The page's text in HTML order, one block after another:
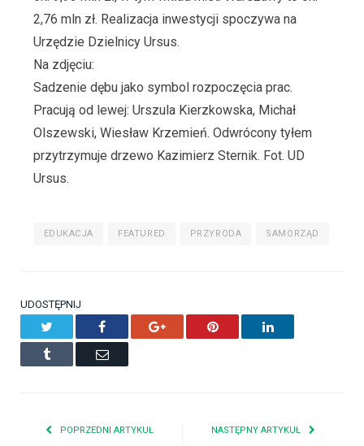
2,76 mln zł. Realizacja inwestycji spoczywa na
Urzędzie Dzielnicy Ursus.
Na zdjęciu:
Sadzenie dębu jako symbol rozpoczęcia prac.
Pracują od lewej: Urszula Kierzkowska, Michał
Olszewski, Wiesław Krzemień. Odwrócony tyłem
przytrzymuje drzewo Kazimierz Sternik. Fot. UD
Ursus.
EDUKACJA FEATURED PRZYRODA SAMORZĄD
UDOSTĘPNIJ
Facebook Google+ Pinterest LinkedIn
Tumblr Email
POPRZEDNI ARTYKUŁ NASTĘPNY ARTYKUŁ